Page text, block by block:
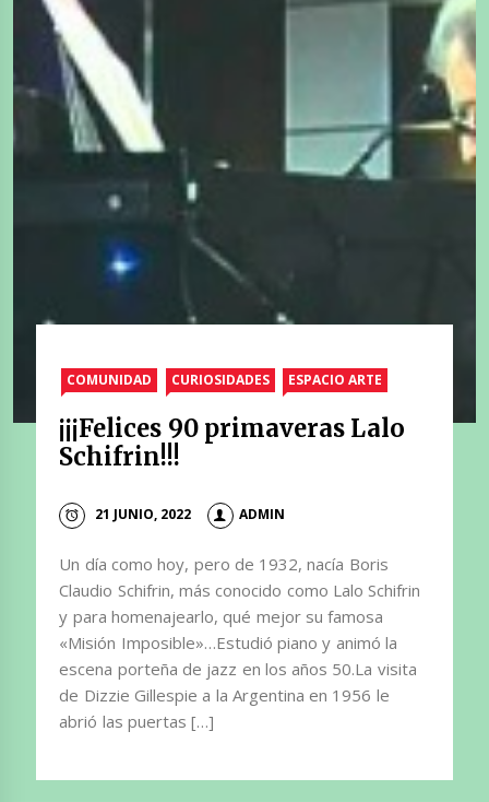
COMUNIDAD CURIOSIDADES ESPACIO ARTE
¡¡¡Felices 90 primaveras Lalo
Schifrin!!!
21 JUNIO, 2022 ADMIN
Un día como hoy, pero de 1932, nacía Boris
Claudio Schifrin, más conocido como Lalo Schifrin
y para homenajearlo, qué mejor su famosa
«Misión Imposible»…Estudió piano y animó la
escena porteña de jazz en los años 50.La visita
de Dizzie Gillespie a la Argentina en 1956 le
abrió las puertas […]